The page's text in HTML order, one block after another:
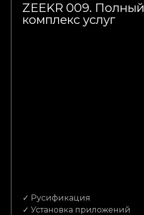
ZEEKR 009. Полный
комплекс услуг
✓ Русификация
✓ Установка приложений